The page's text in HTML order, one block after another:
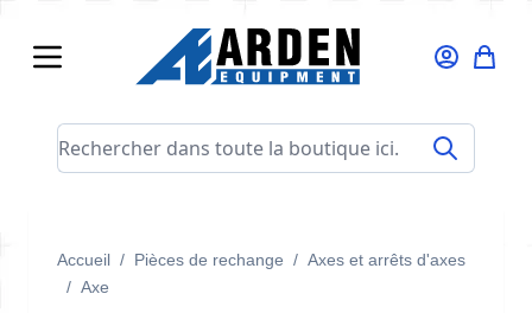
Rechercher dans toute la boutique ici...
Accueil / Pièces de rechange / Axes et arrêts d'axes
/ Axe